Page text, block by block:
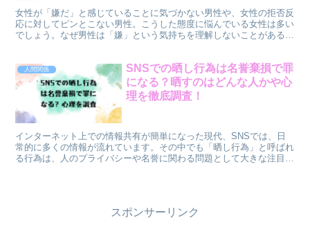
女性が「嫌だ」と感じていることに気づかない男性や、女性の拒否反
応に対してピンとこない男性。こうした態度に悩んでいる女性は多い
でしょう。なぜ男性は「嫌」という気持ちを理解しないことがあるの
人間関係
SNSでの晒し行為は名誉棄損で罪
になる？晒すのはどんな人かや心
理を徹底調査！
インターネット上での情報共有が簡単になった現代、SNSでは、日
常的に多くの情報が流れています。その中でも「晒し行為」と呼ばれ
る行為は、人のプライバシーや名誉に関わる問題として大きな注目を
スポンサーリンク